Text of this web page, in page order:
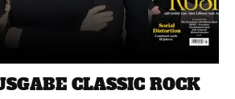
CLASSIC ROCK